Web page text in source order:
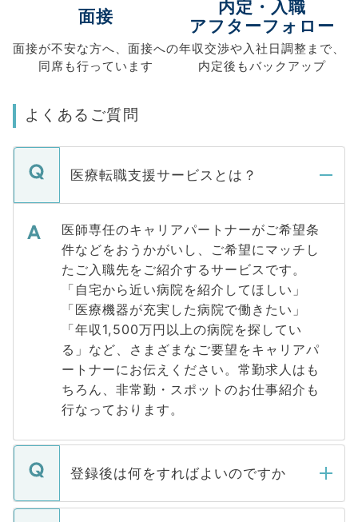
面接
面接が不安な方へ、 面接への
同席も行っています
内定・入職
アフターフォロー
年収交渉や入社日調整まで、
内定後もバックアップ
よくあるご質問
医療転職支援サービスとは？
医師専任のキャリアパートナーがご希望条
件などをおうかがいし、ご希望にマッチし
たご入職先をご紹介するサービスです。
「自宅から近い病院を紹介してほしい」
「医療機器が充実した病院で働きたい」
「年収1,500万円以上の病院を探してい
る」など、さまざまなご要望をキャリアパ
ートナーにお伝えください。常勤求人はも
ちろん、非常勤・スポットのお仕事紹介も
行なっております。
登録後は何をすればよいのですか
ご登録いただきましたら、弊社担当者がご